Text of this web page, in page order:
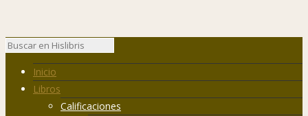
Inicio
Libros
Calificaciones